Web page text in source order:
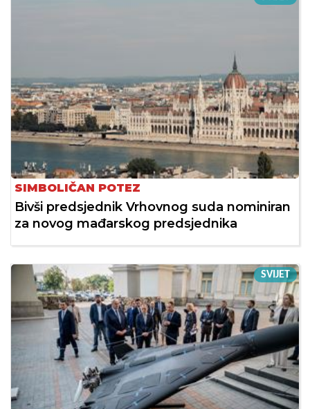
SIMBOLIČAN POTEZ
Bivši predsjednik Vrhovnog suda nominiran
za novog mađarskog predsjednika
SVIJET